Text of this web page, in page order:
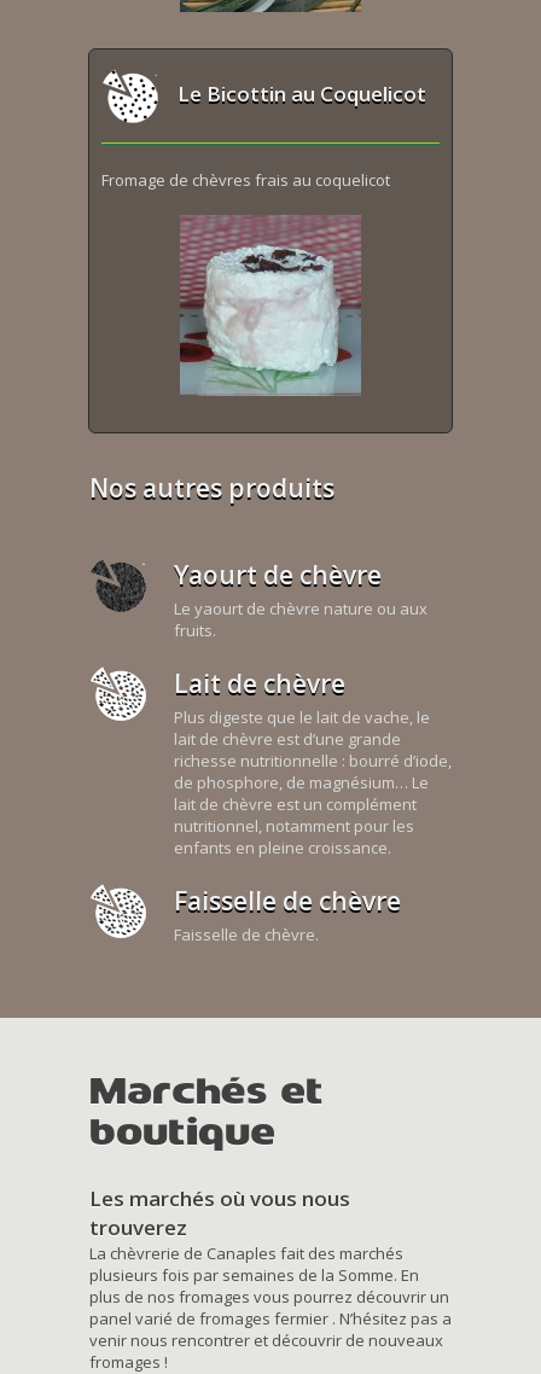
Le Bicottin au Coquelicot
Fromage de chèvres frais au coquelicot
Nos autres produits
Yaourt de chèvre
Le yaourt de chèvre nature ou aux
fruits.
Lait de chèvre
Plus digeste que le lait de vache, le
lait de chèvre est d’une grande
richesse nutritionnelle : bourré d’iode,
de phosphore, de magnésium… Le
lait de chèvre est un complément
nutritionnel, notamment pour les
enfants en pleine croissance.
Faisselle de chèvre
Faisselle de chèvre.
Marchés et
boutique
Les marchés où vous nous
trouverez
La chèvrerie de Canaples fait des marchés
plusieurs fois par semaines de la Somme. En
plus de nos fromages vous pourrez découvrir un
panel varié de fromages fermier . N’hésitez pas a
venir nous rencontrer et découvrir de nouveaux
fromages !